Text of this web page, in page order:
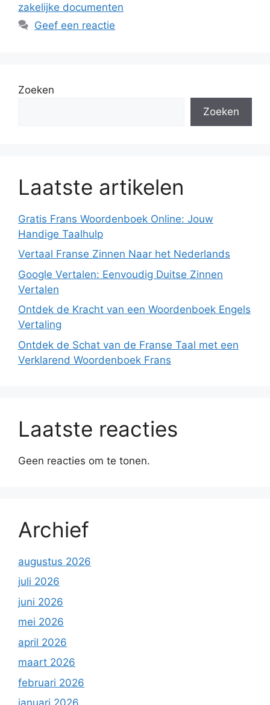
zakelijke documenten
Geef een reactie
Zoeken
Zoeken
Laatste artikelen
Gratis Frans Woordenboek Online: Jouw
Handige Taalhulp
Vertaal Franse Zinnen Naar het Nederlands
Google Vertalen: Eenvoudig Duitse Zinnen
Vertalen
Ontdek de Kracht van een Woordenboek Engels
Vertaling
Ontdek de Schat van de Franse Taal met een
Verklarend Woordenboek Frans
Laatste reacties
Geen reacties om te tonen.
Archief
augustus 2026
juli 2026
juni 2026
mei 2026
april 2026
maart 2026
februari 2026
januari 2026